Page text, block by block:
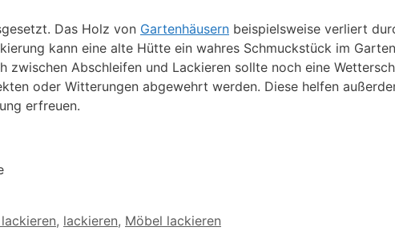
Das Holz von Gartenhäusern beispielsweise verliert
kann eine alte Hütte ein wahres Schmuckstück im
zwischen Abschleifen und Lackieren sollte noch eine
oder Witterungen abgewehrt werden. Diese helfen
erfreuen.
, lackieren, Möbel lackieren